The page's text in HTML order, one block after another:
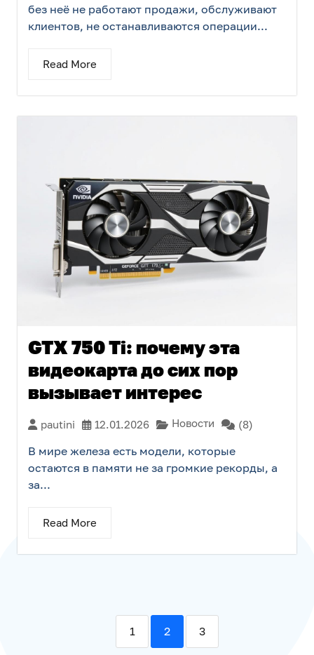
без неё не работают продажи, обслуживают
клиентов, не останавливаются операции...
Read More
GTX 750 Ti: почему эта
видеокарта до сих пор
вызывает интерес
pautini 12.01.2026 Новости (8)
В мире железа есть модели, которые
остаются в памяти не за громкие рекорды, а
за...
Read More
1 2 3